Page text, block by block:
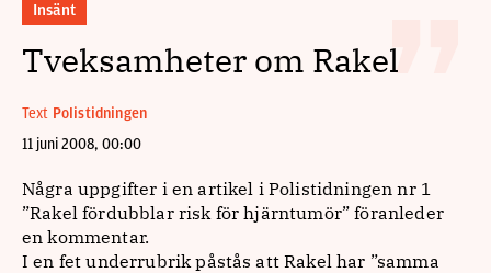
Insänt
Tveksamheter om Rakel
Text Polistidningen
11 juni 2008, 00:00
Några uppgifter i en artikel i Polistidningen nr 1
”Rakel fördubblar risk för hjärntumör” föranleder
en kommentar.
I en fet underrubrik påstås att Rakel har ”samma